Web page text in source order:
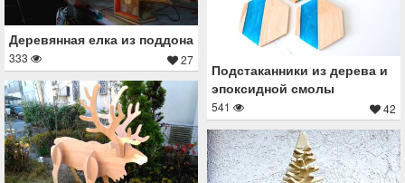
Деревянная елка из поддона
333 27
Подстаканники из дерева и
эпоксидной смолы
541 42